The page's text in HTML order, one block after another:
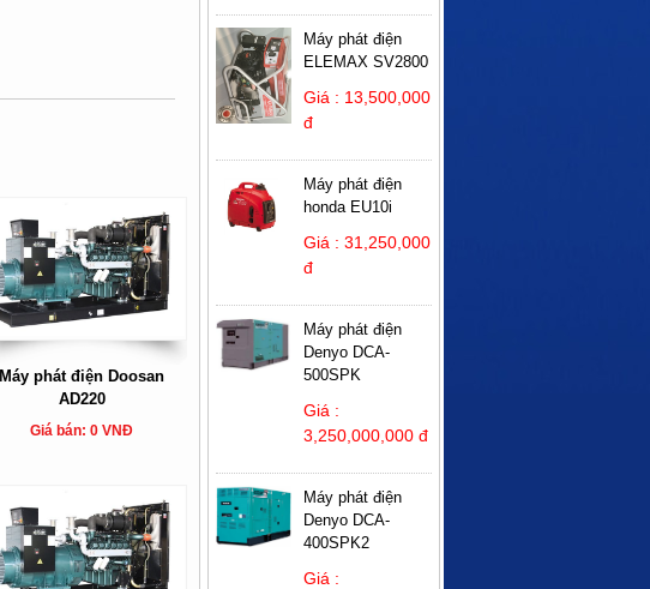
Máy phát điện Doosan
AD220
Giá bán: 0 VNĐ
Máy phát điện
ELEMAX SV2800
Giá : 13,500,000
đ
Máy phát điện
honda EU10i
Giá : 31,250,000
đ
Máy phát điện
Denyo DCA-
500SPK
Giá :
3,250,000,000 đ
Máy phát điện
Denyo DCA-
400SPK2
Giá :